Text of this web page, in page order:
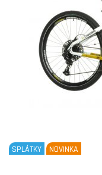
SPLÁTKY NOVINKA